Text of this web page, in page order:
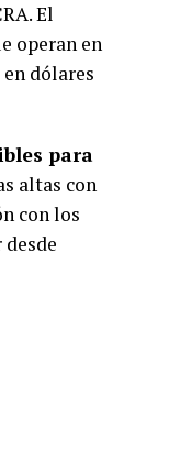
El
operan en
dólares
para
altas con
con los
desde